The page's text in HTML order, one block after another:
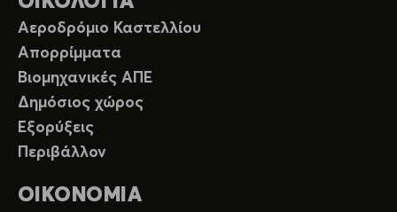
Αεροδρόμιο Καστελλίου
Απορρίμματα
Βιομηχανικές ΑΠΕ
Δημόσιος χώρος
Εξορύξεις
Περιβάλλον
ΟΙΚΟΝΟΜΙΑ